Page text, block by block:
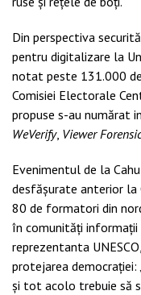
Din perspectiva
pentru digitalizare la
notat peste 131.000
Comisiei Electorale
propuse s-au numărat
WeVerify, Viewer
Evenimentul de la
desfășurate anterior la
80 de formatori din
în comunități
reprezentanta
protejarea
și tot acolo trebuie să